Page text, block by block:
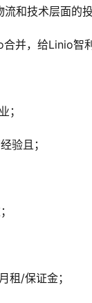
和技术层面的投
并，给Linio智
；
验且；
租/保证金；